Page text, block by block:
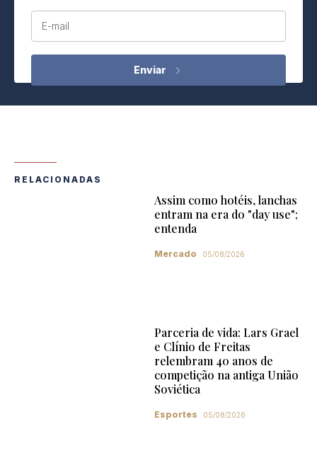
E-mail
RELACIONADAS
Assim como hotéis, lanchas
entram na era do "day use";
entenda
Mercado 05/08/2026
Parceria de vida: Lars Grael
e Clínio de Freitas
relembram 40 anos de
competição na antiga União
Soviética
Esportes 05/08/2026